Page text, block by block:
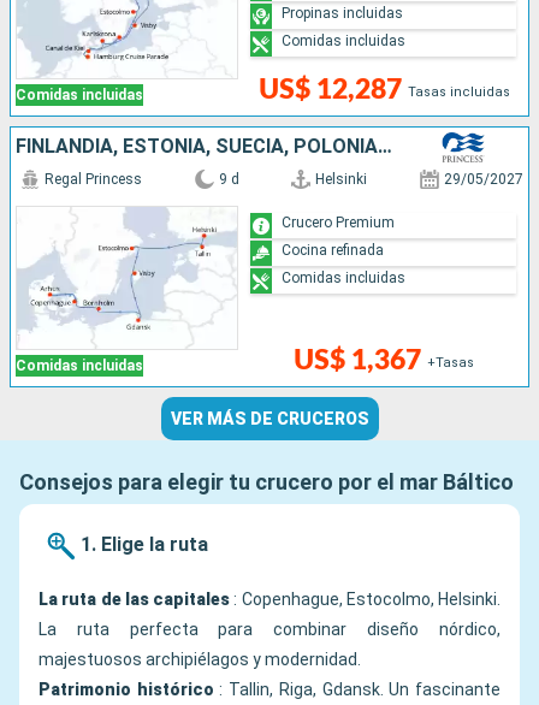
Comidas incluidas US$ 12,287 Tasas incluidas
Propinas incluidas
Comidas incluidas
FINLANDIA, ESTONIA, SUECIA, POLONIA, DINAMARCA
Comidas incluidas
Regal Princess 9 d Helsinki 29/05/2027
US$ 1,367 +Tasas
Crucero Premium
Cocina refinada
Comidas incluidas
VER MÁS DE CRUCEROS
Consejos para elegir tu crucero por el mar Báltico
1. Elige la ruta
La ruta de las capitales: Copenhague, Estocolmo, Helsinki.
La ruta perfecta para combinar diseño nórdico,
majestuosos archipiélagos y modernidad.
Patrimonio histórico : Tallin, Riga, Gdansk. Un fascinante